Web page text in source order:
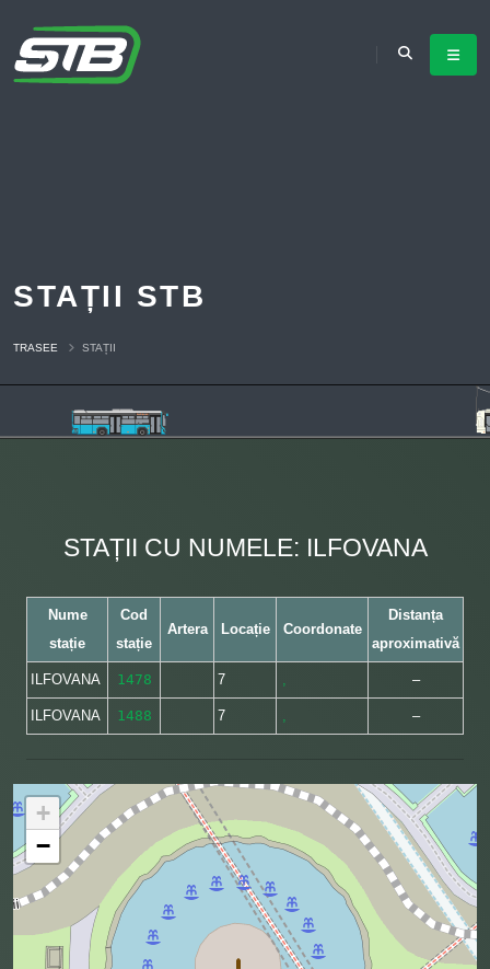
STAȚII STB
TRASEE STAȚII
STAȚII CU NUMELE: ILFOVANA
Nume
stație
Cod
stație
Artera Locație Coordonate
Distanța
aproximativă
ILFOVANA 1478 7 , –
ILFOVANA 1488 7 , –
+
−